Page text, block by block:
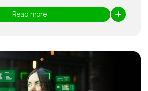
Read more